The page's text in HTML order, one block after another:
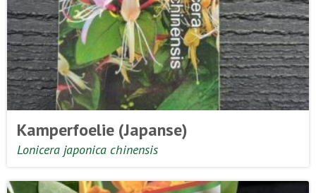
Kamperfoelie (Japanse)
Lonicera japonica chinensis